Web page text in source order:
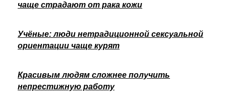
чаще страдают от рака кожи
Учёные: люди нетрадиционной сексуальной
ориентации чаще курят
Красивым людям сложнее получить
непрестижную работу